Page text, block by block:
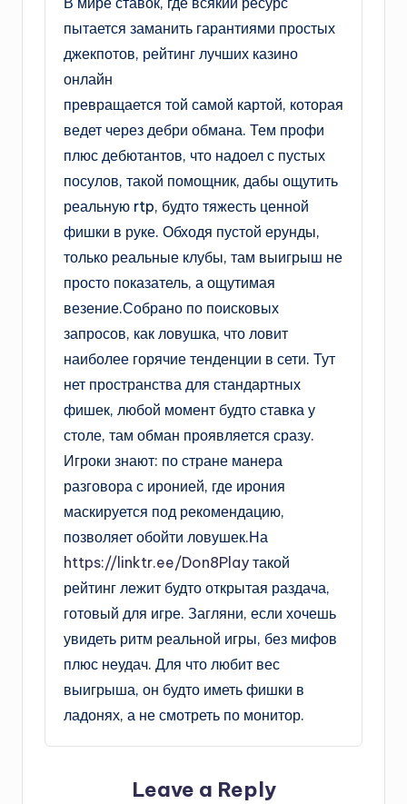
пытается заманить гарантиями простых
джекпотов, рейтинг лучших казино
онлайн
превращается той самой картой, которая
ведет через дебри обмана. Тем профи
плюс дебютантов, что надоел с пустых
посулов, такой помощник, дабы ощутить
реальную rtp, будто тяжесть ценной
фишки в руке. Обходя пустой ерунды,
только реальные клубы, там выигрыш не
просто показатель, а ощутимая
везение.Собрано по поисковых
запросов, как ловушка, что ловит
наиболее горячие тенденции в сети. Тут
нет пространства для стандартных
фишек, любой момент будто ставка у
столе, там обман проявляется сразу.
Игроки знают: по стране манера
разговора с иронией, где ирония
маскируется под рекомендацию,
позволяет обойти ловушек.На
https://linktr.ee/Don8Play такой
рейтинг лежит будто открытая раздача,
готовый для игре. Загляни, если хочешь
увидеть ритм реальной игры, без мифов
плюс неудач. Для что любит вес
выигрыша, он будто иметь фишки в
ладонях, а не смотреть по монитор.
Leave a Reply